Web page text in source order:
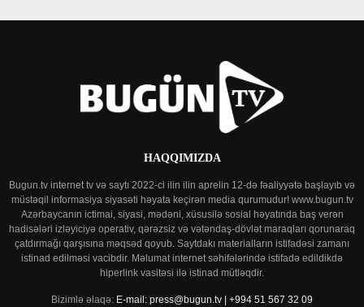
HAQQIMIZDA
Bugun.tv internet tv və saytı 2022-ci ilin ilin aprelin 12-də fəaliyyətə başlayıb və
müstəqil informasiya siyasəti həyata keçirən media qurumudur! www.bugun.tv
Azərbaycanın ictimai, siyasi, mədəni, xüsusilə sosial həyatında baş verən
hadisələri izləyiciyə operativ, qərəzsiz və vətəndaş-dövlət maraqları qorunaraq
çatdırmağı qarşısına məqsəd qoyub. Saytdakı materialların istifadəsi zamanı
istinad edilməsi vacibdir. Məlumat internet səhifələrində istifadə edildikdə
hiperlink vasitəsi ilə istinad mütləqdir.
Bizimlə əlaqə: E-mail: press@bugun.tv | +994 51 567 32 09